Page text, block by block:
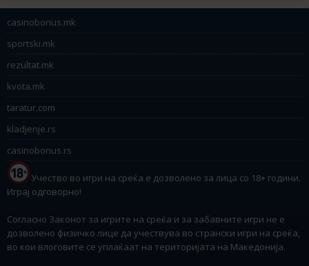
casinobonus.mk
sportski.mk
rezultat.mk
kvota.mk
taratur.com
kladjenje.rs
casinobonus.rs
Учество во игри на среќа е дозволено за лица со 18+ години.
Играј одговорно!
Согласно Законот за игрите на среќа и за забавните игри не е
дозволено физичко лице да учествува во странски игри на среќа,
во кои влоговите се уплаќаат на територијата на Македонија.